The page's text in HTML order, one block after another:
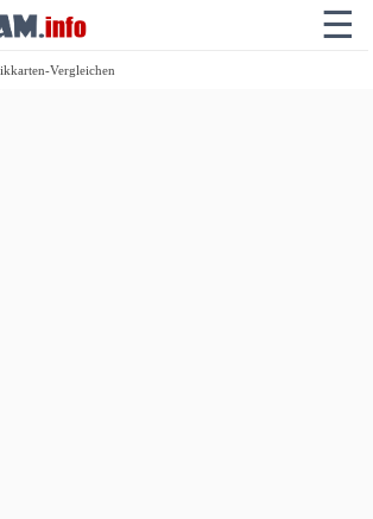
☰
Vergleichen